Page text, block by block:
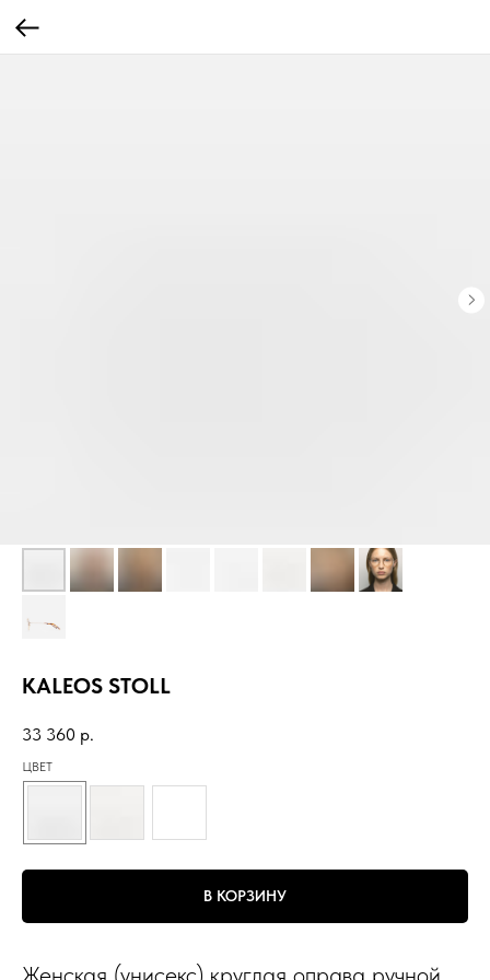
KALEOS STOLL
33 360 р.
ЦВЕТ
В КОРЗИНУ